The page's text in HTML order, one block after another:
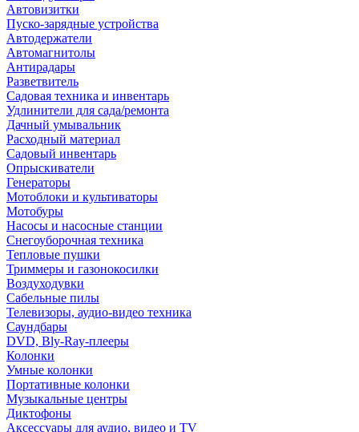
Автовизитки
Пуско-зарядные устройства
Автодержатели
Автомагнитолы
Антирадары
Разветвитель
Садовая техника и инвентарь
Удлинители для сада/ремонта
Дачный умывальник
Расходный материал
Садовый инвентарь
Опрыскиватели
Генераторы
Мотоблоки и культиваторы
Мотобуры
Насосы и насосные станции
Снегоуборочная техника
Тепловые пушки
Триммеры и газонокосилки
Воздуходувки
Сабельные пилы
Телевизоры, аудио-видео техника
Саундбары
DVD, Bly-Ray-плееры
Колонки
Умные колонки
Портативные колонки
Музыкальные центры
Диктофоны
Аксессуары для аудио, видео и TV